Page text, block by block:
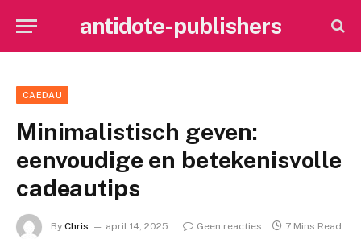
antidote-publishers
CAEDAU
Minimalistisch geven:
eenvoudige en betekenisvolle
cadeautips
By Chris april 14, 2025 Geen reacties 7 Mins Read